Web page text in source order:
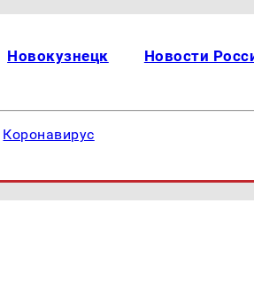
Новокузнецк Новости
Коронавирус